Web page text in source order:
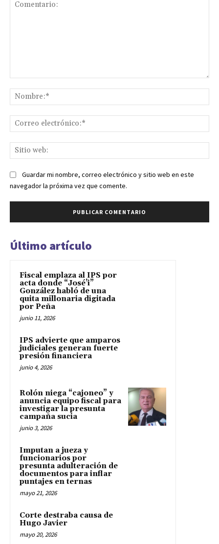
Guardar mi nombre, correo electrónico y sitio web en este
navegador la próxima vez que comente.
Último artículo
Fiscal emplaza al IPS por
acta donde “José’i”
González habló de una
quita millonaria digitada
por Peña
junio 11, 2026
IPS advierte que amparos
judiciales generan fuerte
presión financiera
junio 4, 2026
Rolón niega “cajoneo” y
anuncia equipo fiscal para
investigar la presunta
campaña sucia
junio 3, 2026
Imputan a jueza y
funcionarios por
presunta adulteración de
documentos para inflar
puntajes en ternas
mayo 21, 2026
Corte destraba causa de
Hugo Javier
mayo 20, 2026